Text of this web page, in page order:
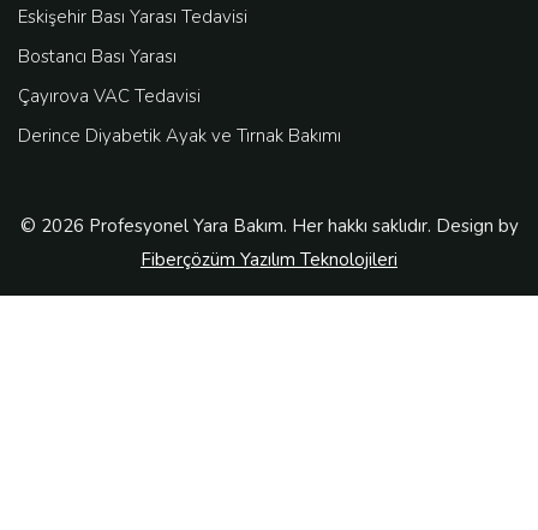
Eskişehir Bası Yarası Tedavisi
Bostancı Bası Yarası
Çayırova VAC Tedavisi
Derince Diyabetik Ayak ve Tırnak Bakımı
© 2026 Profesyonel Yara Bakım. Her hakkı saklıdır. Design by
Fiberçözüm Yazılım Teknolojileri